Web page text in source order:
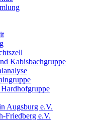
Kabisbachgruppe
Augsburg e.V.
Friedberg e.V.